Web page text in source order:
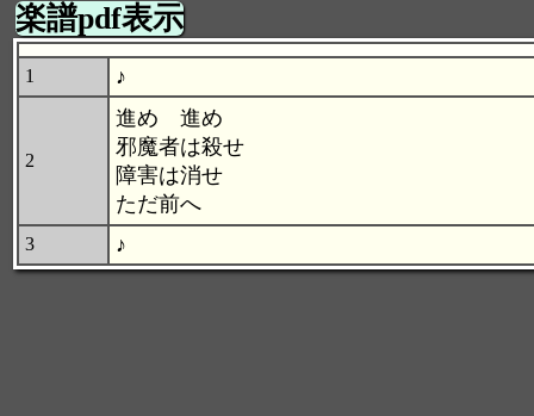
楽譜pdf表示
1 ♪
2
進め 進め
邪魔者は殺せ
障害は消せ
ただ前へ
3 ♪